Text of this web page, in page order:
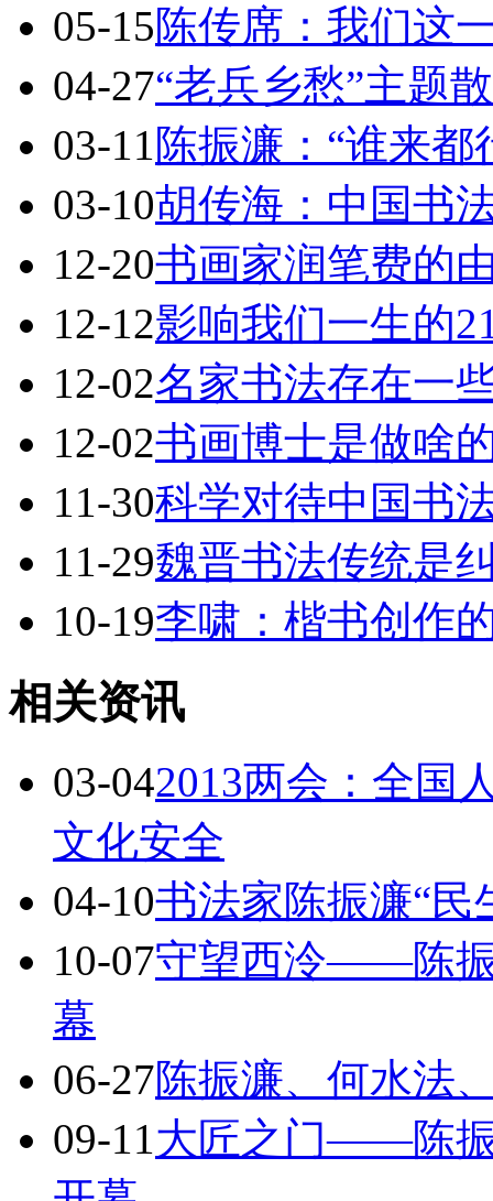
05-15陈传席：我们这
04-27“老兵乡愁”主题
03-11陈振濂：“谁来
03-10胡传海：中国书
12-20书画家润笔费的
12-12影响我们一生的
12-02名家书法存在一
12-02书画博士是做啥
11-30科学对待中国书
11-29魏晋书法传统是
10-19李啸：楷书创作
相关资讯
03-042013两会：全国
文化安全
04-10书法家陈振濂“民
10-07守望西泠——陈振
幕
06-27陈振濂、何水法
09-11大匠之门——陈振